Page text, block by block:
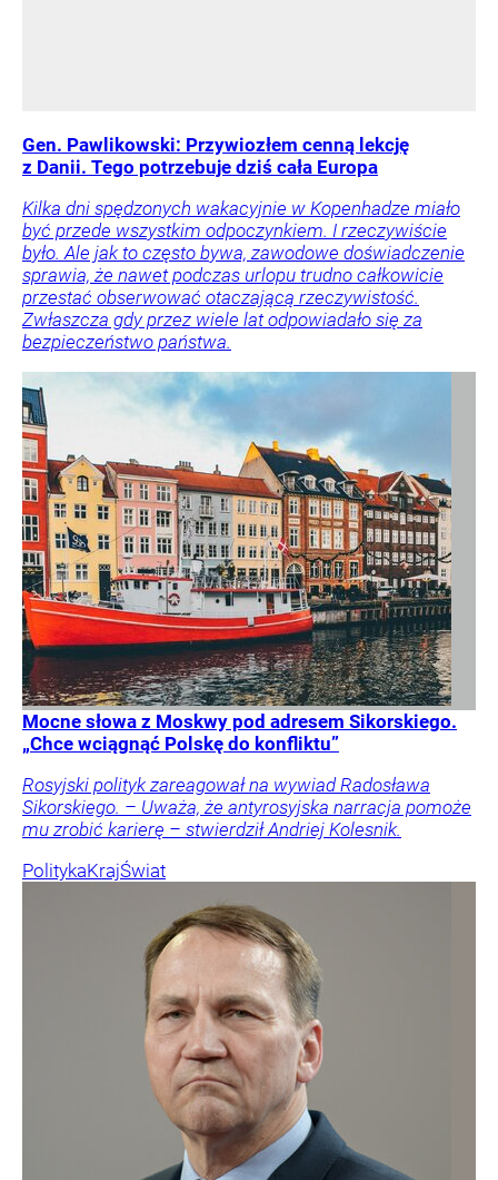
Gen. Pawlikowski: Przywiozłem cenną lekcję
z Danii. Tego potrzebuje dziś cała Europa
Kilka dni spędzonych wakacyjnie w Kopenhadze miało
być przede wszystkim odpoczynkiem. I rzeczywiście
było. Ale jak to często bywa, zawodowe doświadczenie
sprawia, że nawet podczas urlopu trudno całkowicie
przestać obserwować otaczającą rzeczywistość.
Zwłaszcza gdy przez wiele lat odpowiadało się za
bezpieczeństwo państwa.
Mocne słowa z Moskwy pod adresem Sikorskiego.
„Chce wciągnąć Polskę do konfliktu”
Rosyjski polityk zareagował na wywiad Radosława
Sikorskiego. – Uważa, że antyrosyjska narracja pomoże
mu zrobić karierę – stwierdził Andriej Kolesnik.
PolitykaKrajŚwiat